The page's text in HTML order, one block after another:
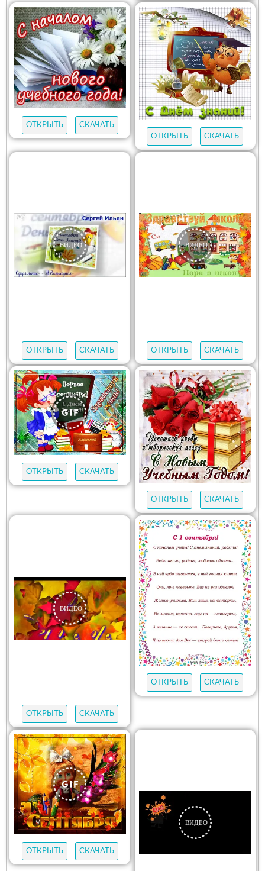
ОТКРЫТЬ
СКАЧАТЬ
ОТКРЫТЬ
СКАЧАТЬ
ОТКРЫТЬ СКАЧАТЬ ОТКРЫТЬ СКАЧАТЬ
ОТКРЫТЬ СКАЧАТЬ
ОТКРЫТЬ СКАЧАТЬ
ОТКРЫТЬ СКАЧАТЬ
ОТКРЫТЬ СКАЧАТЬ
ОТКРЫТЬ СКАЧАТЬ